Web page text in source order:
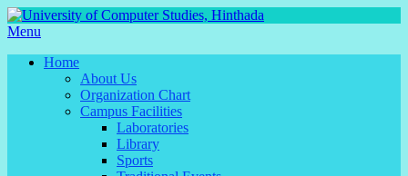
Menu
Home
About Us
Organization Chart
Campus Facilities
Laboratories
Library
Sports